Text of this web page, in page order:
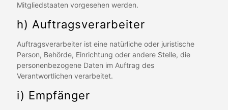
Mitgliedstaaten vorgesehen werden.
h) Auftragsverarbeiter
Auftragsverarbeiter ist eine natürliche oder juristische
Person, Behörde, Einrichtung oder andere Stelle, die
personenbezogene Daten im Auftrag des
Verantwortlichen verarbeitet.
i) Empfänger